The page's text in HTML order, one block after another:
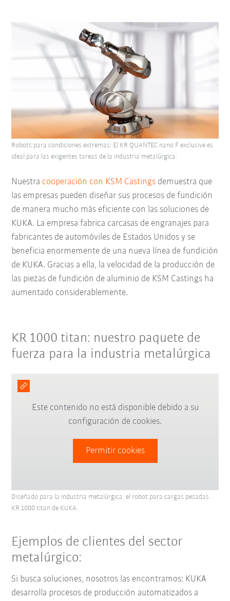
Nuestra cooperación con KSM Castings demuestra que
las empresas pueden diseñar sus procesos de fundición
de manera mucho más eficiente con las soluciones de
KUKA. La empresa fabrica carcasas de engranajes para
fabricantes de automóviles de Estados Unidos y se
beneficia enormemente de una nueva línea de fundición
de KUKA. Gracias a ella, la velocidad de la producción de
las piezas de fundición de aluminio de KSM Castings ha
aumentado considerablemente.
Robots para condiciones extremas: El KR QUANTEC nano F exclusive es
ideal para las exigentes tareas de la industria metalúrgica:
KR 1000 titan: nuestro paquete de
fuerza para la industria metalúrgica
Este contenido no está disponible debido a su
configuración de cookies.
Permitir cookies
Diseñado para la industria metalúrgica: el robot para cargas pesadas
KR 1000 titan de KUKA.
Ejemplos de clientes del sector
metalúrgico:
Si busca soluciones, nosotros las encontramos: KUKA
desarrolla procesos de producción automatizados a